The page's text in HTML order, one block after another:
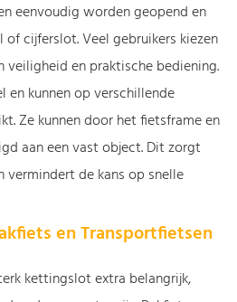
eenvoudig worden geopend en
cijferslot. Veel gebruikers kiezen
en praktische bediening.
kunnen op verschillende
Ze kunnen door het fietsframe en
aan een vast object. Dit zorgt
de kans op snelle
en Transportfietsen
kettingslot extra belangrijk,